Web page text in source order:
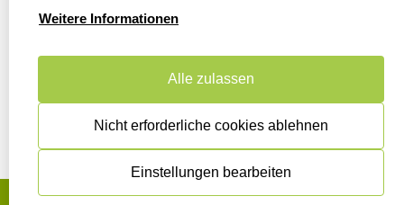
Dateivorgaben
FAQ
Datenschutzerklärung
Widerrufsrecht
Zahlung & Versand
Widerruf &
Rückgabe
Datenschutzerklärung.
Weitere Informationen
Alle zulassen
Nicht erforderliche cookies ablehnen
Einstellungen bearbeiten